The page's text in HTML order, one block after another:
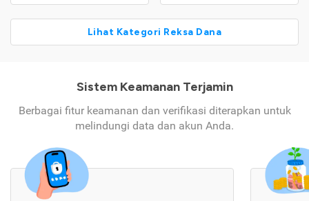
Lihat Kategori Reksa Dana
Sistem Keamanan Terjamin
Berbagai fitur keamanan dan verifikasi diterapkan untuk
melindungi data dan akun Anda.